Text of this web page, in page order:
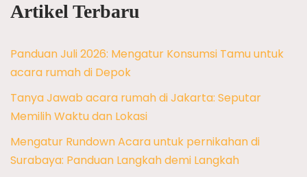
Artikel Terbaru
Panduan Juli 2026: Mengatur Konsumsi Tamu untuk
acara rumah di Depok
Tanya Jawab acara rumah di Jakarta: Seputar
Memilih Waktu dan Lokasi
Mengatur Rundown Acara untuk pernikahan di
Surabaya: Panduan Langkah demi Langkah